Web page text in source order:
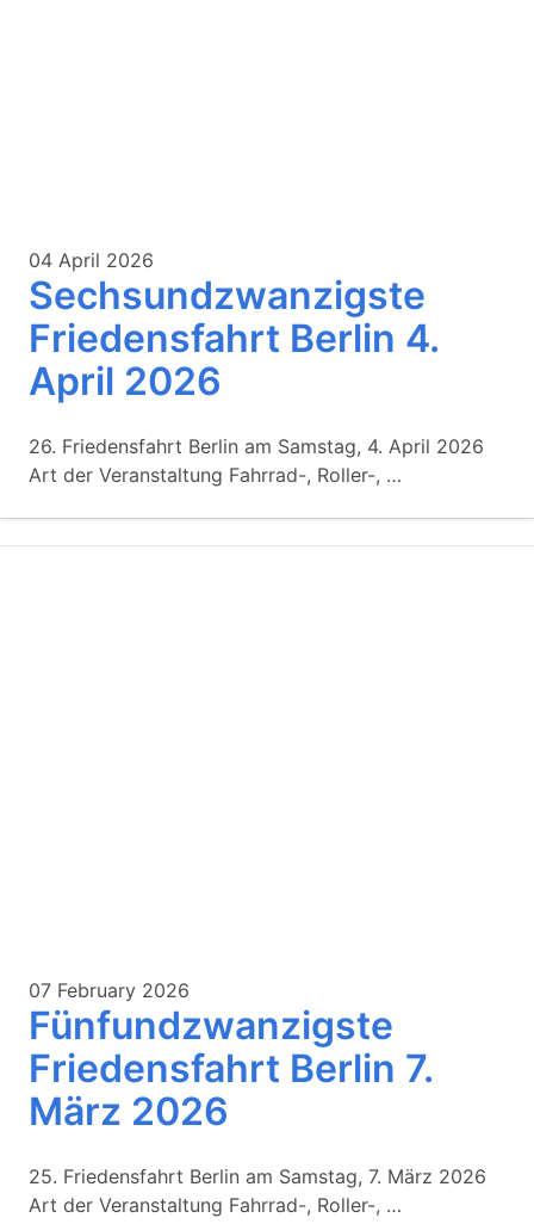
04 April 2026
Sechsundzwanzigste
Friedensfahrt Berlin 4.
April 2026
26. Friedensfahrt Berlin am Samstag, 4. April 2026
Art der Veranstaltung Fahrrad-, Roller-, …
07 February 2026
Fünfundzwanzigste
Friedensfahrt Berlin 7.
März 2026
25. Friedensfahrt Berlin am Samstag, 7. März 2026
Art der Veranstaltung Fahrrad-, Roller-, …